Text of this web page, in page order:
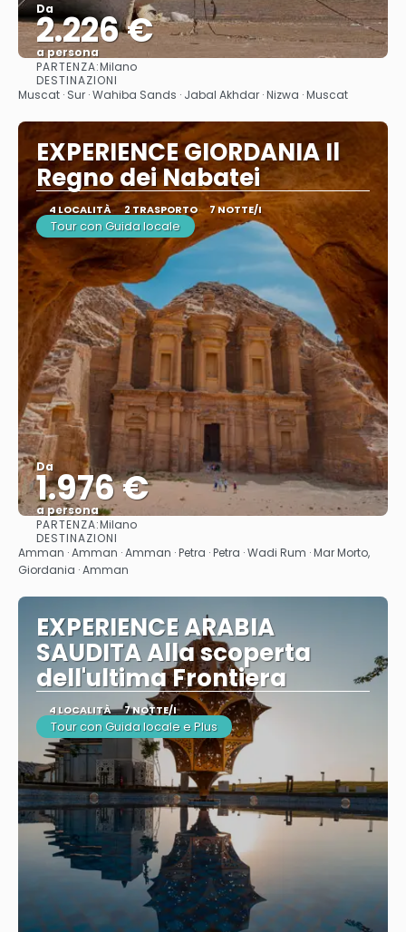
Da
2.226 €
a persona
PARTENZA:Milano
DESTINAZIONI
Muscat · Sur · Wahiba Sands · Jabal Akhdar · Nizwa · Muscat
EXPERIENCE GIORDANIA Il
Regno dei Nabatei
4 LOCALITÀ 2 TRASPORTO 7 NOTTE/I
Tour con Guida locale
Da
1.976 €
a persona
PARTENZA:Milano
DESTINAZIONI
Amman · Amman · Amman · Petra · Petra · Wadi Rum · Mar Morto,
Giordania · Amman
EXPERIENCE ARABIA
SAUDITA Alla scoperta
dell'ultima Frontiera
4 LOCALITÀ 7 NOTTE/I
Tour con Guida locale e Plus